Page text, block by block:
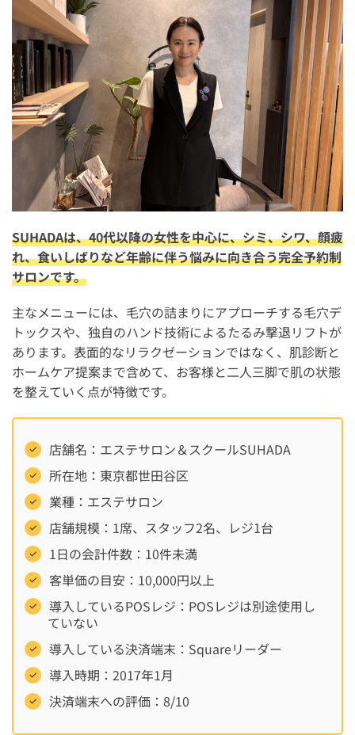
SUHADAは、40代以降の女性を中心に、シミ、シワ、顔疲
れ、食いしばりなど年齢に伴う悩みに向き合う完全予約制
サロンです。
主なメニューには、毛穴の詰まりにアプローチする毛穴デ
トックスや、独自のハンド技術によるたるみ撃退リフトが
あります。表面的なリラクゼーションではなく、肌診断と
ホームケア提案まで含めて、お客様と二人三脚で肌の状態
を整えていく点が特徴です。
店舗名：エステサロン＆スクールSUHADA
所在地：東京都世田谷区
業種：エステサロン
店舗規模：1席、スタッフ2名、レジ1台
1日の会計件数：10件未満
客単価の目安：10,000円以上
導入しているPOSレジ：POSレジは別途使用し
ていない
導入している決済端末：Squareリーダー
導入時期：2017年1月
決済端末への評価：8/10